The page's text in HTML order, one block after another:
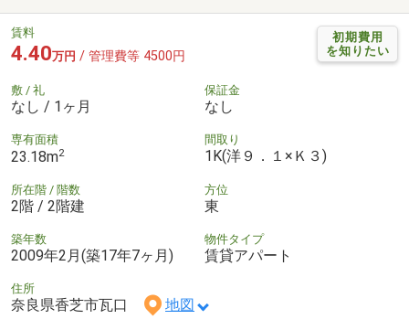
初期費用
を知りたい
賃料
4.40万円 / 管理費等 4500円
敷 / 礼
なし / 1ヶ月
保証金
なし
専有面積
23.18m2
間取り
1K(洋９．１×Ｋ３)
所在階 / 階数
2階 / 2階建
方位
東
築年数
2009年2月(築17年7ヶ月)
物件タイプ
賃貸アパート
住所
奈良県香芝市瓦口 地図